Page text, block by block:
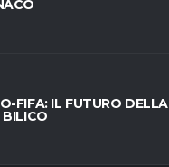
FIFA: IL FUTURO DELLA
BILICO